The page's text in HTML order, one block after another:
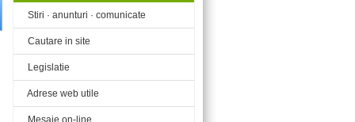
Stiri · anunturi · comunicate
Cautare in site
Legislatie
Adrese web utile
Mesaje on-line